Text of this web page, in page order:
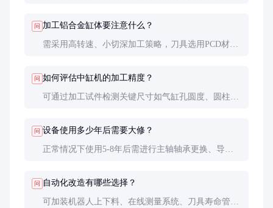
问 加工铝合金缸体要注意什么？
需采用高转速、小切深加工策略，刀具选用PCD材
问 如何评估中缸机的加工精度？
可通过加工试件检测关键尺寸如气缸孔圆度、圆柱
问 设备使用多少年后需要大修？
正常情况下使用5-8年后需进行主轴轴承更换、导轨
问 自动化改造有哪些选择？
可加装机器人上下料、在线测量系统、刀具寿命管理